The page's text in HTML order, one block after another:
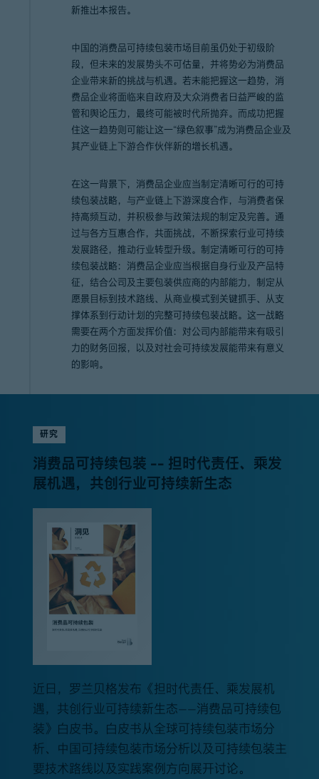
新推出本报告。
中国的消费品可持续包装市场目前虽仍处于初级阶
段，但未来的发展势头不可估量，并将势必为消费品
企业带来新的挑战与机遇。若未能把握这一趋势，消
费品企业将面临来自政府及大众消费者日益严峻的监
管和舆论压力，最终可能被时代所抛弃。而成功把握
住这一趋势则可能让这一“绿色叙事”成为消费品企业及
其产业链上下游合作伙伴新的增长机遇。
在这一背景下，消费品企业应当制定清晰可行的可持
续包装战略，与产业链上下游深度合作，与消费者保
持高频互动，并积极参与政策法规的制定及完善。通
过与各方互惠合作，共面挑战，不断探索行业可持续
发展路径，推动行业转型升级。制定清晰可行的可持
续包装战略：消费品企业应当根据自身行业及产品特
征，结合公司及主要包装供应商的内部能力，制定从
愿景目标到技术路线、从商业模式到关键抓手、从支
撑体系到行动计划的完整可持续包装战略。这一战略
需要在两个方面发挥价值：对公司内部能带来有吸引
力的财务回报，以及对社会可持续发展能带来有意义
的影响。
研究
消费品可持续包装 -- 担时代责任、乘发
展机遇，共创行业可持续新生态
近日，罗兰贝格发布《担时代责任、乘发展机
遇，共创行业可持续新生态——消费品可持续包
装》白皮书。白皮书从全球可持续包装市场分
析、中国可持续包装市场分析以及可持续包装主
要技术路线以及实践案例方向展开讨论。